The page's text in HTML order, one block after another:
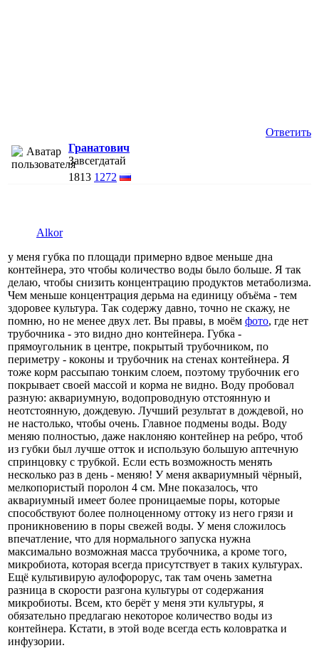
Ответить
Гранатович
Завсегдатай
1813 1272
Alkor
у меня губка по площади примерно вдвое меньше дна
контейнера, это чтобы количество воды было больше. Я так
делаю, чтобы снизить концентрацию продуктов метаболизма.
Чем меньше концентрация дерьма на единицу объёма - тем
здоровее культура. Так содержу давно, точно не скажу, не
помню, но не менее двух лет. Вы правы, в моём фото, где нет
трубочника - это видно дно контейнера. Губка -
прямоугольник в центре, покрытый трубочником, по
периметру - коконы и трубочник на стенах контейнера. Я
тоже корм рассыпаю тонким слоем, поэтому трубочник его
покрывает своей массой и корма не видно. Воду пробовал
разную: аквариумную, водопроводную отстоянную и
неотстоянную, дождевую. Лучший результат в дождевой, но
не настолько, чтобы очень. Главное подмены воды. Воду
меняю полностью, даже наклоняю контейнер на ребро, чтоб
из губки был лучше отток и использую большую аптечную
спринцовку с трубкой. Если есть возможность менять
несколько раз в день - меняю! У меня аквариумный чёрный,
мелкопористый поролон 4 см. Мне показалось, что
аквариумный имеет более проницаемые поры, которые
способствуют более полноценному оттоку из него грязи и
проникновению в поры свежей воды. У меня сложилось
впечатление, что для нормального запуска нужна
максимально возможная масса трубочника, а кроме того,
микробиота, которая всегда присутствует в таких культурах.
Ещё культивирую аулофорорус, так там очень заметна
разница в скорости разгона культуры от содержания
микробиоты. Всем, кто берёт у меня эти культуры, я
обязательно предлагаю некоторое количество воды из
контейнера. Кстати, в этой воде всегда есть коловратка и
инфузории.